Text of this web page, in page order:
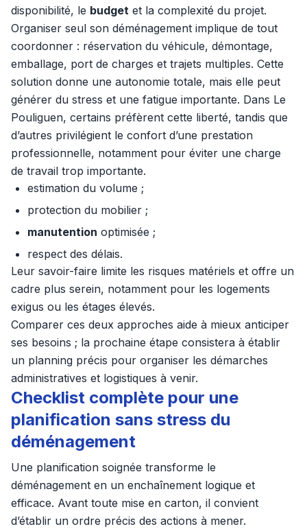
disponibilité, le budget et la complexité du projet.
Organiser seul son déménagement implique de tout
coordonner : réservation du véhicule, démontage,
emballage, port de charges et trajets multiples. Cette
solution donne une autonomie totale, mais elle peut
générer du stress et une fatigue importante. Dans Le
Pouliguen, certains préfèrent cette liberté, tandis que
d’autres privilégient le confort d’une prestation
professionnelle, notamment pour éviter une charge
de travail trop importante.
estimation du volume ;
protection du mobilier ;
manutention optimisée ;
respect des délais.
Leur savoir-faire limite les risques matériels et offre un
cadre plus serein, notamment pour les logements
exigus ou les étages élevés.
Comparer ces deux approches aide à mieux anticiper
ses besoins ; la prochaine étape consistera à établir
un planning précis pour organiser les démarches
administratives et logistiques à venir.
Checklist complète pour une
planification sans stress du
déménagement
Une planification soignée transforme le
déménagement en un enchaînement logique et
efficace. Avant toute mise en carton, il convient
d’établir un ordre précis des actions à mener.